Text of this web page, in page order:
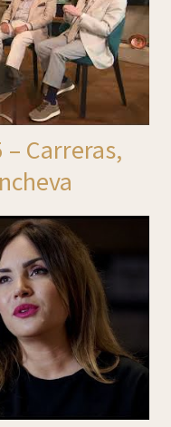
Carreras,